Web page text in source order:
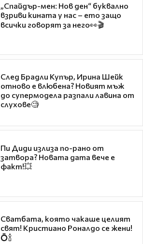
„Спайдър-мен: Нов ден“ буквално
взриви кината у нас – ето защо
всички говорят за него👀🎬
След Брадли Купър, Ирина Шейк
отново е влюбена? Новият мъж
до супермодела разпали лавина от
слухове🧐
Пи Диди излиза по-рано от
затвора? Новата дата вече е
факт!💥
Сватбата, която чакаше целият
свят! Кристиано Роналдо се жени!
💍🍾